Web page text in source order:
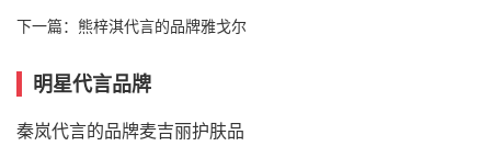
下一篇： 熊梓淇代言的品牌雅戈尔
明星代言品牌
秦岚代言的品牌麦吉丽护肤品